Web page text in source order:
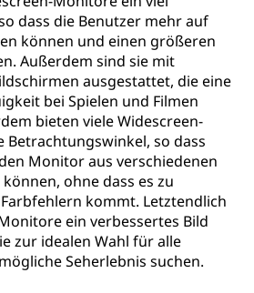
dass die Benutzer mehr auf
können und einen größeren
Außerdem sind sie mit
ausgestattet, die eine
bei Spielen und Filmen
bieten viele Widescreen-
so dass
Monitor aus verschiedenen
ohne dass es zu
kommt. Letztendlich
ein verbessertes Bild
zur idealen Wahl für alle
Seherlebnis suchen.